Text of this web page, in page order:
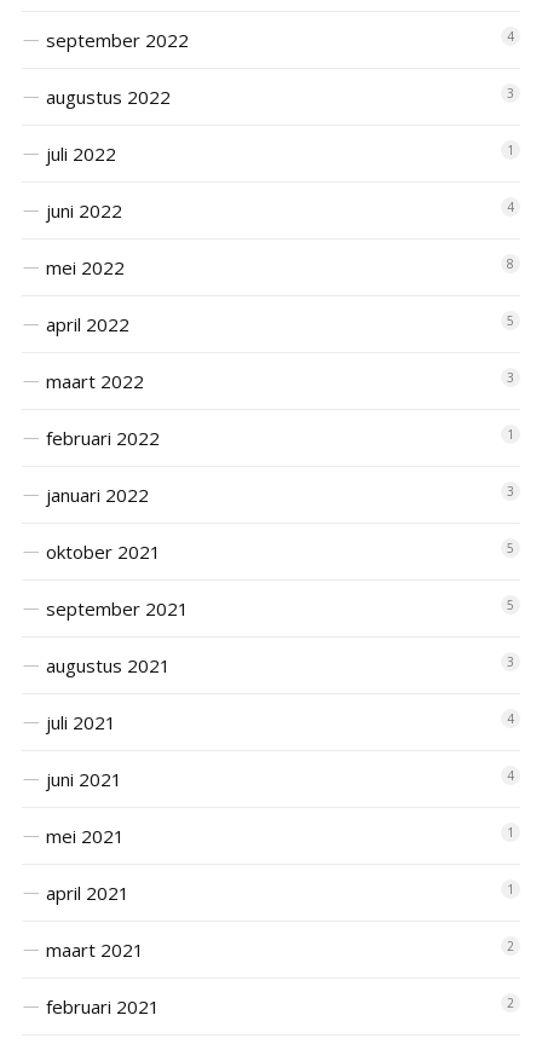
september 2022 4
augustus 2022 3
juli 2022 1
juni 2022 4
mei 2022 8
april 2022 5
maart 2022 3
februari 2022 1
januari 2022 3
oktober 2021 5
september 2021 5
augustus 2021 3
juli 2021 4
juni 2021 4
mei 2021 1
april 2021 1
maart 2021 2
februari 2021 2